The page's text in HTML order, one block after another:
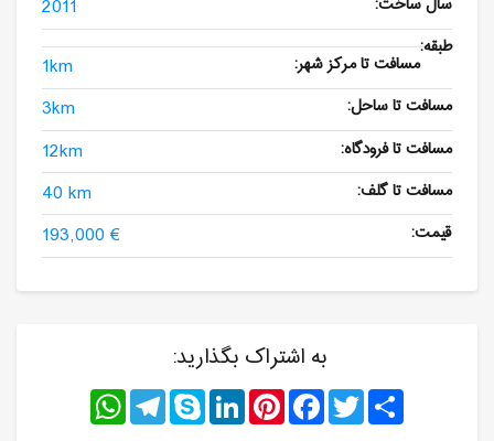
2011
طبقه:
مسافت تا مرکز شهر: 1km
مسافت تا ساحل: 3km
مسافت تا فرودگاه: 12km
مسافت تا گلف: 40 km
قیمت: 193,000 €
به اشتراک بگذارید:
Share
Twitter
Facebook
Pinterest
LinkedIn
Skype
Telegram
WhatsApp